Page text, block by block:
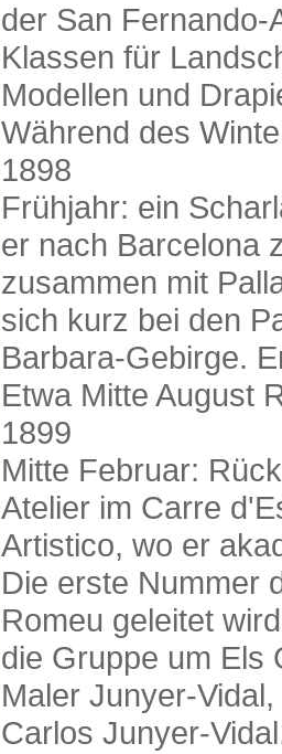
der San Fernando-
Klassen für
Modellen und
Während des
1898
Frühjahr: ein
er nach Barcelona
zusammen mit
sich kurz bei den
Barbara-Gebirge.
Etwa Mitte August
1899
Mitte Februar:
Atelier im Carre
Artistico, wo er
Die erste Nummer
Romeu geleitet
die Gruppe um Els
Maler Junyer-
Carlos Junyer-